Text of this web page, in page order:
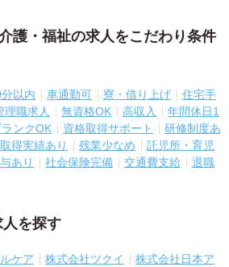
護・福祉の求人をこだわり条件
以内 車通勤可 寮・借り上げ
住宅手
理職求人 無資格OK 高収入
年間休日1
ランクOK 資格取得サポート
研修制度あ
得実績あり 残業少なめ
託児所・育児
あり 社会保険完備 交通費支給
退職
を探す
ケア 株式会社ツクイ
株式会社日本ア